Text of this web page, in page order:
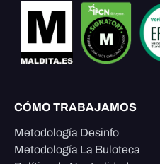
CÓMO TRABAJAMOS
Metodología Desinfo
Metodología La Buloteca